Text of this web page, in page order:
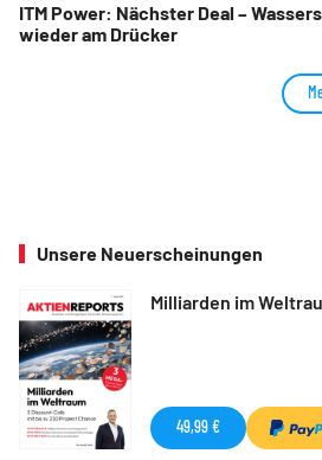
ITM Power: Nächster Deal –
wieder am Drücker
Unsere Neuerscheinungen
Milliarden im
49,99 €